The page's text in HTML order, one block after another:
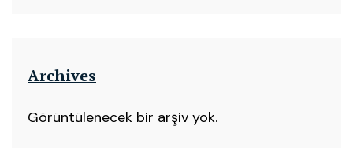
Archives
Görüntülenecek bir arşiv yok.